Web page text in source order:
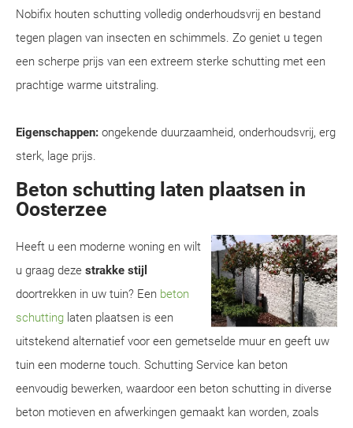
Nobifix houten schutting volledig onderhoudsvrij en bestand
tegen plagen van insecten en schimmels. Zo geniet u tegen
een scherpe prijs van een extreem sterke schutting met een
prachtige warme uitstraling.
Eigenschappen: ongekende duurzaamheid, onderhoudsvrij, erg
sterk, lage prijs.
Beton schutting laten plaatsen in
Oosterzee
Heeft u een moderne woning en wilt
u graag deze strakke stijl
doortrekken in uw tuin? Een beton
schutting laten plaatsen is een
uitstekend alternatief voor een gemetselde muur en geeft uw
tuin een moderne touch. Schutting Service kan beton
eenvoudig bewerken, waardoor een beton schutting in diverse
beton motieven en afwerkingen gemaakt kan worden, zoals